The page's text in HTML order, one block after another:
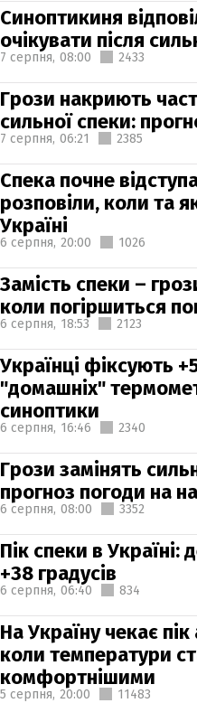
Синоптикиня
очікувати після
7 серпня, 08:00 2433
Грози накриють
сильної спеки:
7 серпня, 06:21 2385
Спека почне
розповіли, коли та
Україні
6 серпня, 20:00 1026
Замість спеки –
коли погіршиться
6 серпня, 18:53 2123
Українці фіксують
"домашніх"
синоптики
6 серпня, 16:46 2340
Грози замінять
прогноз погоди на
6 серпня, 08:00 3352
Пік спеки в Україні:
+38 градусів
6 серпня, 06:40 834
На Україну чекає
коли температури
комфортнішими
5 серпня, 20:00 11483